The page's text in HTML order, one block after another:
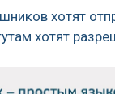
хотят
хотят